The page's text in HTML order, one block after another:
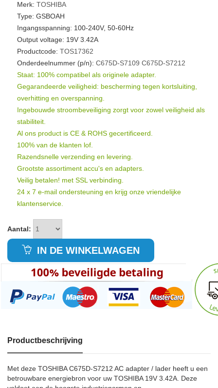
Merk: TOSHIBA
Type: GSBOAH
Ingangsspanning: 100-240V, 50-60Hz
Output voltage: 19V 3.42A
Productcode: TOS17362
Onderdeelnummer (p/n): C675D-S7109 C675D-S7212
Staat: 100% compatibel als originele adapter.
Gegarandeerde veiligheid: bescherming tegen kortsluiting,
overhitting en overspanning.
Ingebouwde stroombeveiliging zorgt voor zowel veiligheid als
stabiliteit.
Al ons product is CE & ROHS gecertificeerd.
100% van de klanten lof.
Razendsnelle verzending en levering.
Grootste assortiment accu's en adapters.
Veilig betalen! met SSL verbinding.
24 x 7 e-mail ondersteuning en krijg onze vriendelijke
klantenservice.
Aantal:
IN DE WINKELWAGEN
Productbeschrijving
Met deze TOSHIBA C675D-S7212 AC adapter / lader heeft u een
betrouwbare energiebron voor uw TOSHIBA 19V 3.42A. Deze